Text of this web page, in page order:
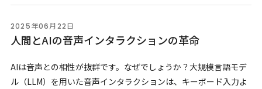
2025年06月22日
人間とAIの音声インタラクションの革命
AIは音声との相性が抜群です。なぜでしょうか？大規模言語モデ
ル（LLM）を用いた音声インタラクションは、キーボード入力よ